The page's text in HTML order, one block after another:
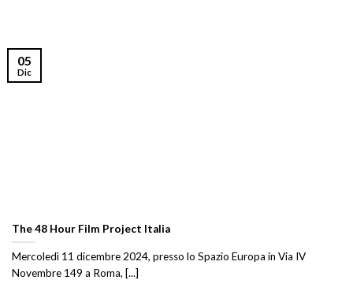
The 48 Hour Film Project Italia
Mercoledì 11 dicembre 2024, presso lo Spazio Europa in Via IV
Novembre 149 a Roma, [...]
05
Dic